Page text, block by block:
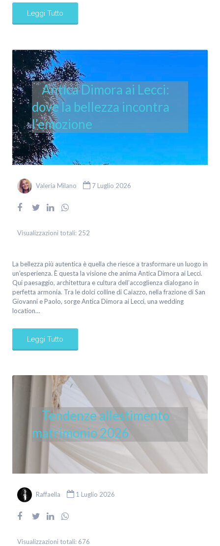
Leggi Tutto
Antica Dimora ai Lecci:
dove la bellezza incontra
l’emozione
Valeria Milano 7 Luglio 2026
Visualizzazioni totali: 252
La bellezza più autentica è quella che riesce a trasformare un luogo in
un’esperienza. È questa la visione che anima Antica Dimora ai Lecci.
Qui paesaggio, architettura e cultura dell’accoglienza dialogano in
perfetta armonia. Tra le dolci colline di Caiazzo, nella frazione di San
Giovanni e Paolo, sorge Antica Dimora ai Lecci, una wedding
location…
Leggi Tutto
Tendenze allestimento
matrimonio 2026
Raffaella 1 Luglio 2026
Visualizzazioni totali: 676